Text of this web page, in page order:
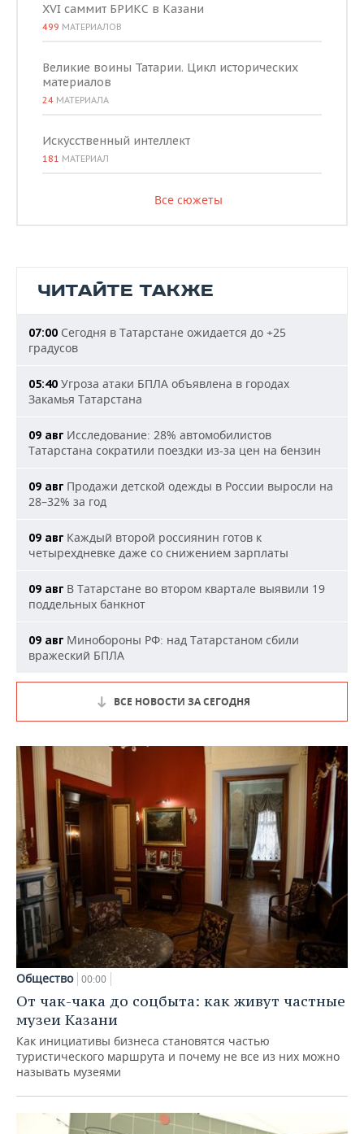
XVI саммит БРИКС в Казани
499 МАТЕРИАЛОВ
Великие воины Татарии. Цикл исторических
материалов
24 МАТЕРИАЛА
Искусственный интеллект
181 МАТЕРИАЛ
Все сюжеты
ЧИТАЙТЕ ТАКЖЕ
07:00 Сегодня в Татарстане ожидается до +25
градусов
05:40 Угроза атаки БПЛА объявлена в городах
Закамья Татарстана
09 авг Исследование: 28% автомобилистов
Татарстана сократили поездки из-за цен на бензин
09 авг Продажи детской одежды в России выросли на
28–32% за год
09 авг Каждый второй россиянин готов к
четырехдневке даже со снижением зарплаты
09 авг В Татарстане во втором квартале выявили 19
поддельных банкнот
09 авг Минобороны РФ: над Татарстаном сбили
вражеский БПЛА
ВСЕ НОВОСТИ ЗА СЕГОДНЯ
Общество 00:00
От чак-чака до соцбыта: как живут частные
музеи Казани
Как инициативы бизнеса становятся частью
туристического маршрута и почему не все из них можно
называть музеями